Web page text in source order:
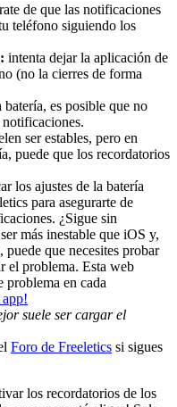
de que las notificaciones
teléfono siguiendo los
intenta dejar la aplicación de
(no la cierres de forma
batería, es posible que no
ser estables, pero en
puede que los recordatorios
los ajustes de la batería
para asegurarte de
¿Sigue sin
más inestable que iOS y,
que necesites probar
el problema. Esta web
problema en cada
suele ser cargar el
Foro de Freeletics si sigues
los recordatorios de los